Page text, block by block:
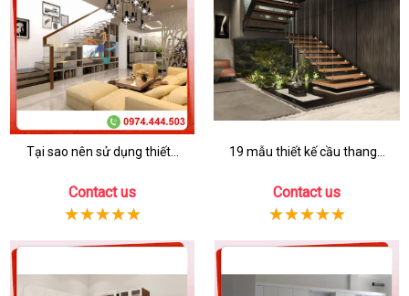
Tại sao nên sử dụng thiết...
Contact us
19 mẫu thiết kế cầu thang...
Contact us